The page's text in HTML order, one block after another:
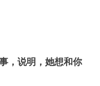
，说明，她想和你